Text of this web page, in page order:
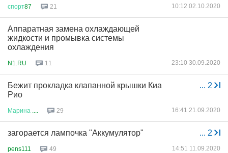
спорт87 21 10:12 02.10.2020
Аппаратная замена охлаждающей
жидкости и промывка системы
охлаждения
N1.RU 11 23:10 30.09.2020
... 2
Бежит прокладка клапанной крышки Киа
Рио
Марина 29 16:41 21.09.2020
... 2
загорается лампочка "Аккумулятор"
pens111 49 14:51 11.09.2020